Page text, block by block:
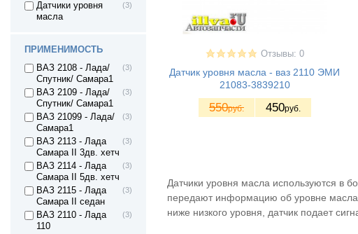
Датчики уровня
масла
(3)
ПРИМЕНИМОСТЬ
ВАЗ 2108 - Лада/
Спутник/ Самара1
(3)
ВАЗ 2109 - Лада/
Спутник/ Самара1
(3)
ВАЗ 21099 - Лада/
Самара1
(3)
ВАЗ 2113 - Лада
Самара II 3дв. хетч
(3)
ВАЗ 2114 - Лада
Самара II 5дв. хетч
(3)
ВАЗ 2115 - Лада
Самара II седан
(3)
ВАЗ 2110 - Лада
110
(3)
Отзывы: 0
Датчик уровня масла - ваз 2110 ЭМИ
21083-3839210
550руб. 450руб.
Датчики уровня масла используются в
передают информацию об уровне масла
ниже низкого уровня, датчик подает